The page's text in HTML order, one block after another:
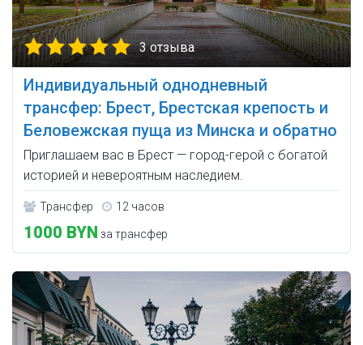
3 отзыва
Индивидуальный однодневный
трансфер: Брест, Брестская крепость и
Беловежская пуща из Минска и обратно
Приглашаем вас в Брест — город-герой с богатой
историей и невероятным наследием.
Трансфер 12 часов
1000 BYN за трансфер